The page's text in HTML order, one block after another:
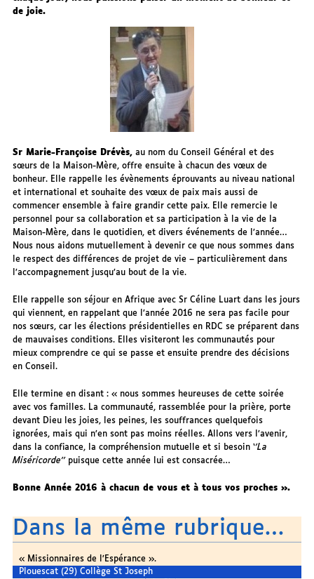
de joie.
Sr Marie-Françoise Drévès, au nom du Conseil Général et des
sœurs de la Maison-Mère, offre ensuite à chacun des vœux de
bonheur. Elle rappelle les évènements éprouvants au niveau national
et international et souhaite des vœux de paix mais aussi de
commencer ensemble à faire grandir cette paix. Elle remercie le
personnel pour sa collaboration et sa participation à la vie de la
Maison-Mère, dans le quotidien, et divers événements de l’année…
Nous nous aidons mutuellement à devenir ce que nous sommes dans
le respect des différences de projet de vie – particulièrement dans
l’accompagnement jusqu’au bout de la vie.
Elle rappelle son séjour en Afrique avec Sr Céline Luart dans les jours
qui viennent, en rappelant que l’année 2016 ne sera pas facile pour
nos sœurs, car les élections présidentielles en RDC se préparent dans
de mauvaises conditions. Elles visiteront les communautés pour
mieux comprendre ce qui se passe et ensuite prendre des décisions
en Conseil.
Elle termine en disant : « nous sommes heureuses de cette soirée
avec vos familles. La communauté, rassemblée pour la prière, porte
devant Dieu les joies, les peines, les souffrances quelquefois
ignorées, mais qui n’en sont pas moins réelles. Allons vers l’avenir,
dans la confiance, la compréhension mutuelle et si besoin ‘’La
Miséricorde’’ puisque cette année lui est consacrée…
Bonne Année 2016 à chacun de vous et à tous vos proches ».
Dans la même rubrique…
« Missionnaires de l’Espérance ».
Plouescat (29) Collège St Joseph